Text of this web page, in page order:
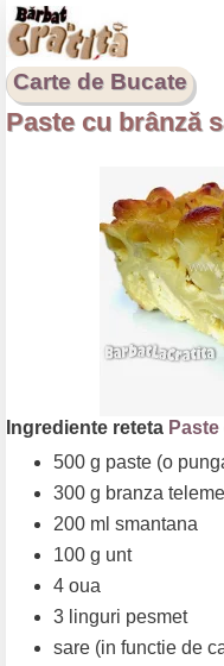
Carte de Bucate
Paste cu brânză
Ingrediente reteta
500 g paste (o
300 g branza
200 ml smantana
100 g unt
4 oua
3 linguri pesmet
sare (in functie de